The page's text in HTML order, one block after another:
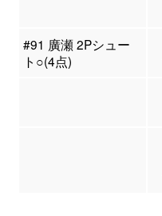
#91 廣瀬 2Pシュー
ト○(4点)